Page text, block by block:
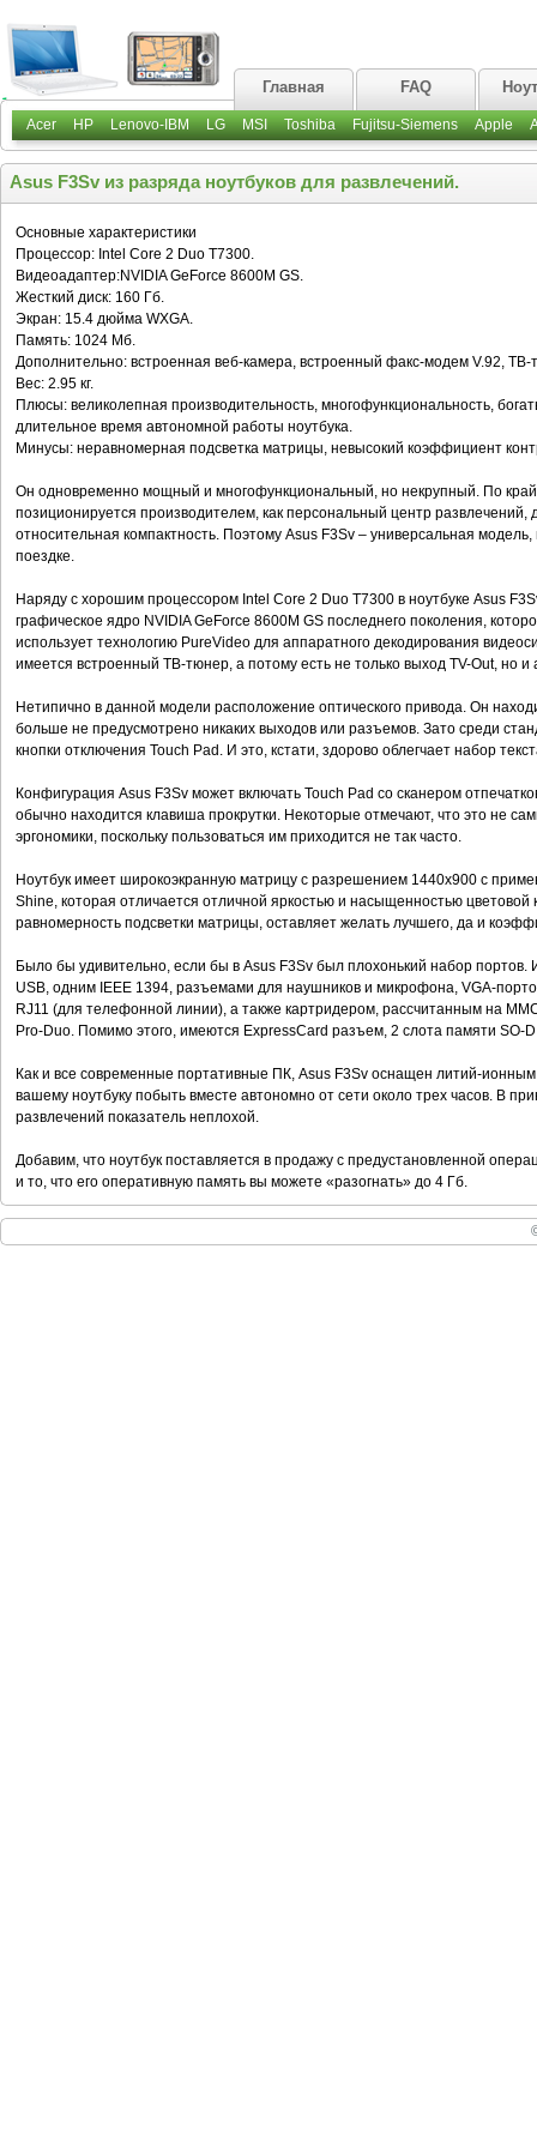
Главная FAQ
Acer HP Lenovo-IBM LG MSI Toshiba Fujitsu-Siemens Apple
Asus F3Sv из разряда ноутбуков для развлечений.
Основные характеристики
Процессор: Intel Core 2 Duo T7300.
Видеоадаптер:NVIDIA GeForce 8600M GS.
Жесткий диск: 160 Гб.
Экран: 15.4 дюйма WXGA.
Память: 1024 Мб.
Дополнительно: встроенная веб-камера, встроенный факс-модем V.92, ТВ-
Вес: 2.95 кг.
Плюсы: великолепная производительность, многофункциональность,
длительное время автономной работы ноутбука.
Минусы: неравномерная подсветка матрицы, невысокий коэффициент
Он одновременно мощный и многофункциональный, но некрупный. По
позиционируется производителем, как персональный центр развлечений,
относительная компактность. Поэтому Asus F3Sv – универсальная
поездке.
Наряду с хорошим процессором Intel Core 2 Duo T7300 в ноутбуке Asus
графическое ядро NVIDIA GeForce 8600M GS последнего поколения,
использует технологию PureVideo для аппаратного декодирования
имеется встроенный ТВ-тюнер, а потому есть не только выход TV-Out, но
Нетипично в данной модели расположение оптического привода. Он
больше не предусмотрено никаких выходов или разъемов. Зато среди
кнопки отключения Touch Pad. И это, кстати, здорово облегчает набор
Конфигурация Asus F3Sv может включать Touch Pad со сканером
обычно находится клавиша прокрутки. Некоторые отмечают, что это не
эргономики, поскольку пользоваться им приходится не так часто.
Ноутбук имеет широкоэкранную матрицу с разрешением 1440х900 с
Shine, которая отличается отличной яркостью и насыщенностью цветовой
равномерность подсветки матрицы, оставляет желать лучшего, да и
Было бы удивительно, если бы в Asus F3Sv был плохонький набор
USB, одним IEEE 1394, разъемами для наушников и микрофона, VGA-
RJ11 (для телефонной линии), а также картридером, рассчитанным на
Pro-Duo. Помимо этого, имеются ExpressCard разъем, 2 слота памяти SO-
Как и все современные портативные ПК, Asus F3Sv оснащен литий-
вашему ноутбуку побыть вместе автономно от сети около трех часов. В
развлечений показатель неплохой.
Добавим, что ноутбук поставляется в продажу с предустановленной
и то, что его оперативную память вы можете «разогнать» до 4 Гб.